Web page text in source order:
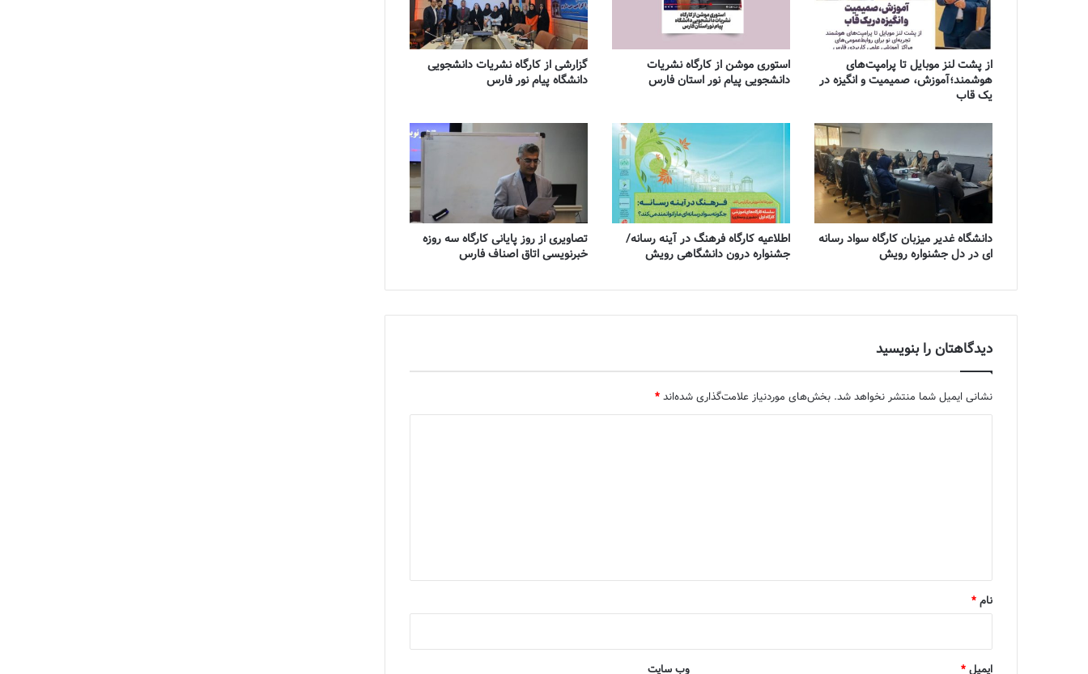
از پشت لنز موبایل تا پرامپت‌های
هوشمند؛آموزش، صمیمیت و انگیزه در
یک قاب
استوری موشن از کارگاه نشریات
دانشجویی پیام نور استان فارس
گزارشی از کارگاه نشریات دانشجویی
دانشگاه پیام نور فارس
دانشگاه غدیر میزبان کارگاه سواد رسانه
ای در دل جشنواره رویش
اطلاعیه کارگاه فرهنگ در آینه رسانه/
جشنواره درون دانشگاهی رویش
تصاویری از روز پایانی کارگاه سه روزه
خبرنویسی اتاق اصناف فارس
دیدگاهتان را بنویسید
نشانی ایمیل شما منتشر نخواهد شد. بخش‌های موردنیاز علامت‌گذاری شده‌اند*
نام*
ایمیل* وب‌ سایت